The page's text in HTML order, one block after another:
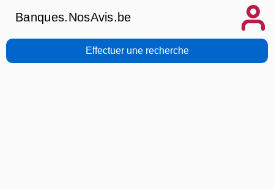
Banques.NosAvis.be
Effectuer une recherche